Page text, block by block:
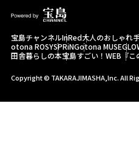
宝島チャンネルInRed大人のおしゃれ
otona ROSYSPRiNGotona MUSE
田舎暮らしの本宝島すごい！WEB 『
Copyright © TAKARAJIMASHA,Inc. All